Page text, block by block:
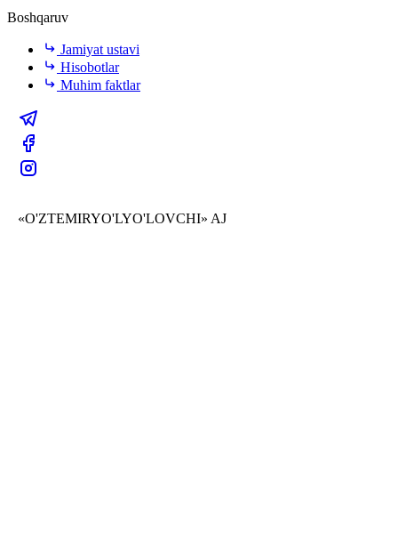
Boshqaruv
Jamiyat ustavi
Hisobotlar
Muhim faktlar
«O'ZTEMIRYO'LYO'LOVCHI» AJ